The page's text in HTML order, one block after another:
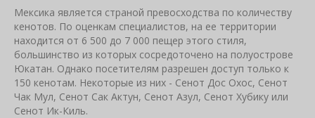
Мексика является страной превосходства по количеству
кенотов. По оценкам специалистов, на ее территории
находится от 6 500 до 7 000 пещер этого стиля,
большинство из которых сосредоточено на полуострове
Юкатан. Однако посетителям разрешен доступ только к
150 кенотам. Некоторые из них - Сенот Дос Охос, Сенот
Чак Мул, Сенот Сак Актун, Сенот Азул, Сенот Хубику или
Сенот Ик-Киль.